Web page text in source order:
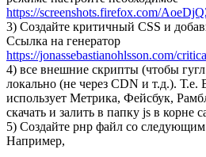
https://screenshots.firefox.com/
3) Создайте критичный CSS и
Ссылка на генератор
https://jonassebastianohlsson.com/
4) все внешние скрипты (чтобы
локально (не через CDN и т.д.). Т.е.
использует Метрика, Фейсбук,
скачать и залить в папку js в корне
5) Создайте рнр файл со
Например,